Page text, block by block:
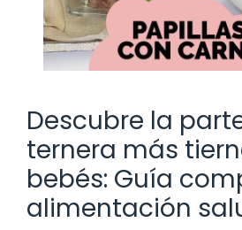
Descubre la
ternera más
bebés: Guía
alimentación